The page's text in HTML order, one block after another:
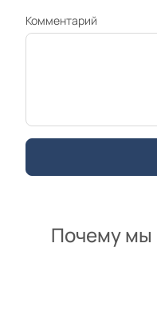
Комментарий
Почему мы